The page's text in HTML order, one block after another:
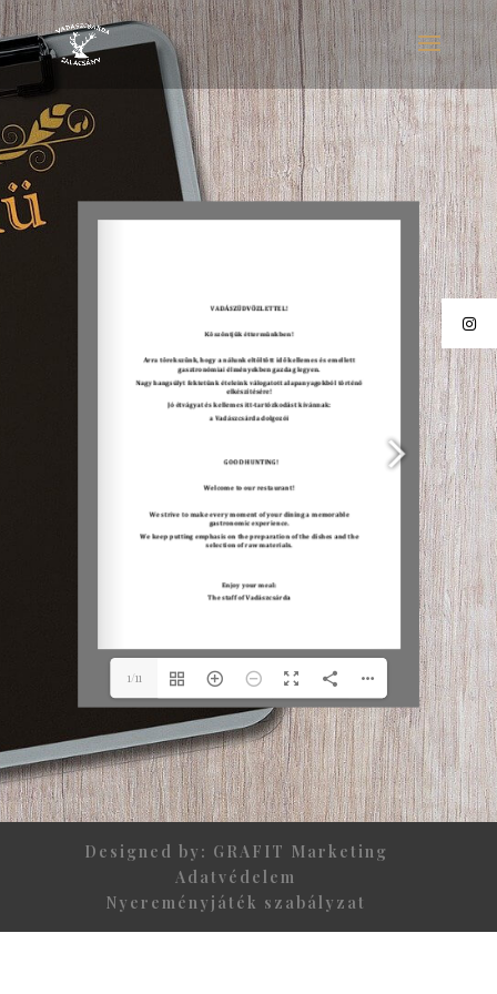
1/11
Designed by: GRAFIT Marketing
Adatvédelem
Nyereményjáték szabályzat